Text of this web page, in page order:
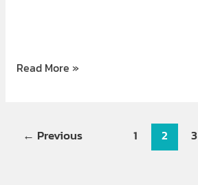
Read More »
← Previous 1 2 3